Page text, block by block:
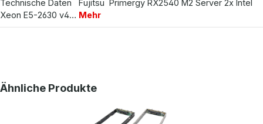
Technische Daten Fujitsu Primergy RX2540 M2 Server 2x Intel
Xeon E5-2630 v4… Mehr
Produktgalerie überspringen
Ähnliche Produkte